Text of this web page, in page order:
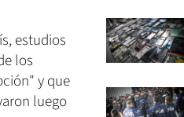
estudios
los
y que
luego